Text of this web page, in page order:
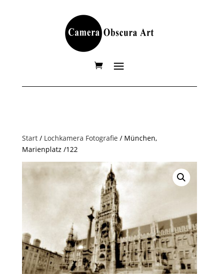
Start/ Lochkamera Fotografie / München,
Marienplatz /122